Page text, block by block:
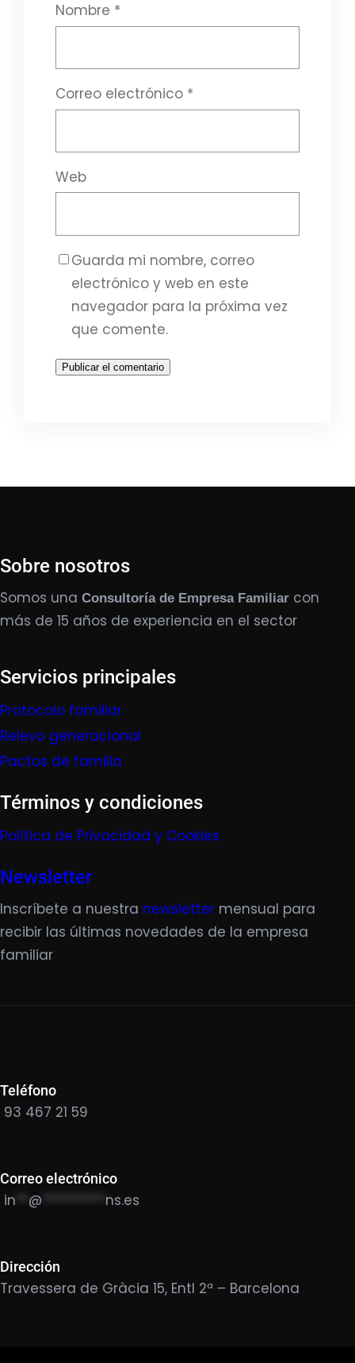
Nombre *
Correo electrónico *
Web
Guarda mi nombre, correo
electrónico y web en este
navegador para la próxima vez
que comente.
Sobre nosotros
Somos una Consultoría de Empresa Familiar con
más de 15 años de experiencia en el sector
Servicios principales
Protocolo familiar
Relevo generacional
Pactos de familia
Términos y condiciones
Política de Privacidad y Cookies
Newsletter
Inscríbete a nuestra newsletter mensual para
recibir las últimas novedades de la empresa
familiar
Teléfono
93 467 21 59
Correo electrónico
in @ ********** ns.es
Dirección
Travessera de Gràcia 15, Entl 2ª – Barcelona